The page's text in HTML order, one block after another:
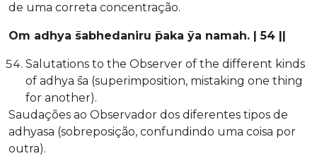
de uma correta concentração.
Om adhya ̄sabhedaniru ̄paka ̄ya namah. | 54 ||
Salutations to the Observer of the different kinds
of adhya ̄sa (superimposition, mistaking one thing
for another).
Saudações ao Observador dos diferentes tipos de
adhyasa (sobreposição, confundindo uma coisa por
outra).